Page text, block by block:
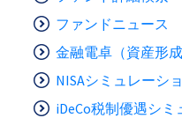
ファンドニュース
金融電卓（資産形
NISAシミュレーシ
iDeCo税制優遇シミ